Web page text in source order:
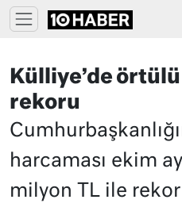
Külliye’de
rekoru
harcaması ekim
milyon TL ile rekor